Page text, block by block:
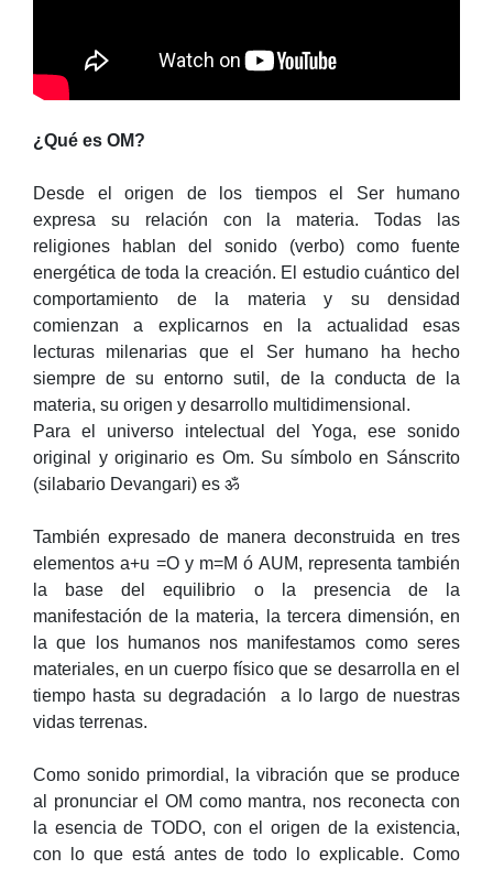
¿Qué es OM?
Desde el origen de los tiempos el Ser humano
expresa su relación con la materia. Todas las
religiones hablan del sonido (verbo) como fuente
energética de toda la creación. El estudio cuántico del
comportamiento de la materia y su densidad
comienzan a explicarnos en la actualidad esas
lecturas milenarias que el Ser humano ha hecho
siempre de su entorno sutil, de la conducta de la
materia, su origen y desarrollo multidimensional.
Para el universo intelectual del Yoga, ese sonido
original y originario es Om. Su símbolo en Sánscrito
(silabario Devangari) es ॐ
También expresado de manera deconstruida en tres
elementos a+u =O y m=M ó AUM, representa también
la base del equilibrio o la presencia de la
manifestación de la materia, la tercera dimensión, en
la que los humanos nos manifestamos como seres
materiales, en un cuerpo físico que se desarrolla en el
tiempo hasta su degradación
a lo largo de nuestras
vidas terrenas.
Como sonido primordial, la vibración que se produce
al pronunciar el OM como mantra, nos reconecta con
la esencia de TODO, con el origen de la existencia,
con lo que está antes de todo lo explicable. Como